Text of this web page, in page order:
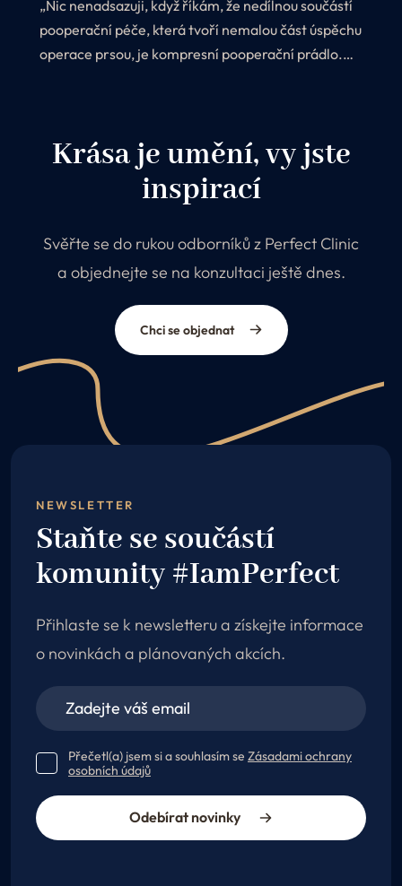
„Nic nenadsazuji, když říkám, že nedílnou součástí
pooperační péče, která tvoří nemalou část úspěchu
operace prsou, je kompresní pooperační prádlo.
Krása je umění, vy jste
inspirací
Svěřte se do rukou odborníků z Perfect Clinic
a objednejte se na konzultaci ještě dnes.
Chci se objednat
NEWSLETTER
Staňte se součástí
komunity #IamPerfect
Přihlaste se k newsletteru a získejte informace
o novinkách a plánovaných akcích.
Přečetl(a) jsem si a souhlasím se Zásadami ochrany
osobních údajů
Odebírat novinky